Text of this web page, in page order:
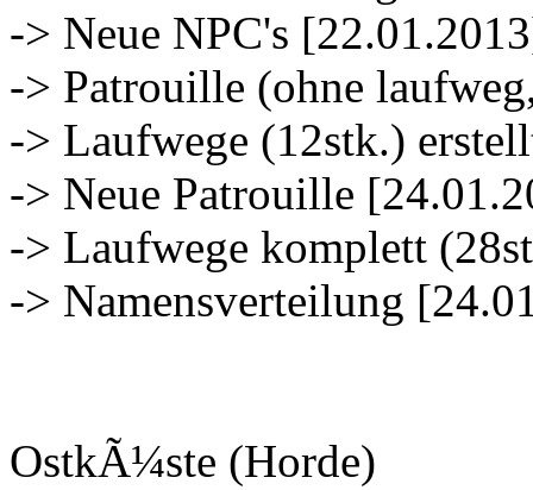
-> Neue NPC's
-> Patrouille (ohne
-> Laufwege (12stk.)
-> Neue Patrouille
-> Laufwege komplett
-> Namensverteilung
OstkÃ¼ste (Horde)